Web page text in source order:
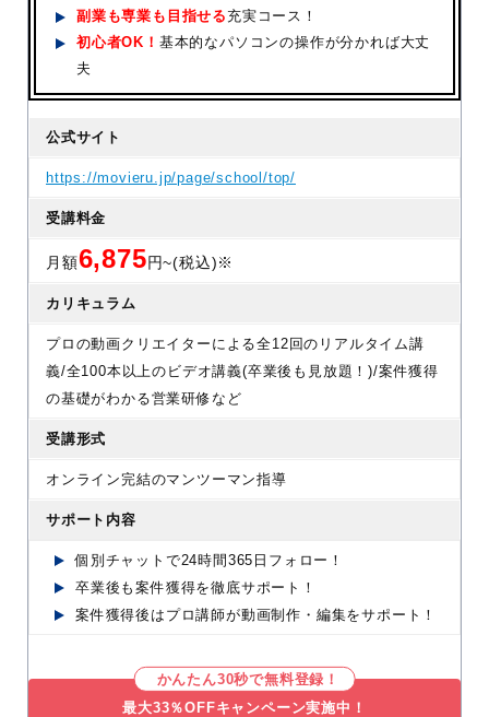
副業も専業も目指せる充実コース！
初心者OK！ 基本的なパソコンの操作が分かれば大丈
夫
公式サイト
https://movieru.jp/page/school/top/
受講料金
月額6,875 円~(税込)※
カリキュラム
プロの動画クリエイターによる全12回のリアルタイム講
義/全100本以上のビデオ講義(卒業後も見放題！)/案件獲得
の基礎がわかる営業研修など
受講形式
オンライン完結のマンツーマン指導
サポート内容
個別チャットで24時間365日フォロー！
卒業後も案件獲得を徹底サポート！
案件獲得後はプロ講師が動画制作・編集をサポート！
かんたん30秒で無料登録！
最大33％OFFキャンペーン実施中！